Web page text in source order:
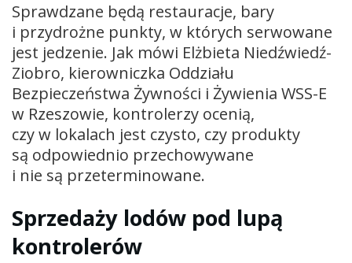
Sprawdzane będą restauracje, bary
i przydrożne punkty, w których serwowane
jest jedzenie. Jak mówi Elżbieta Niedźwiedź-
Ziobro, kierowniczka Oddziału
Bezpieczeństwa Żywności i Żywienia WSS-E
w Rzeszowie, kontrolerzy ocenią,
czy w lokalach jest czysto, czy produkty
są odpowiednio przechowywane
i nie są przeterminowane.
Sprzedaży lodów pod lupą
kontrolerów